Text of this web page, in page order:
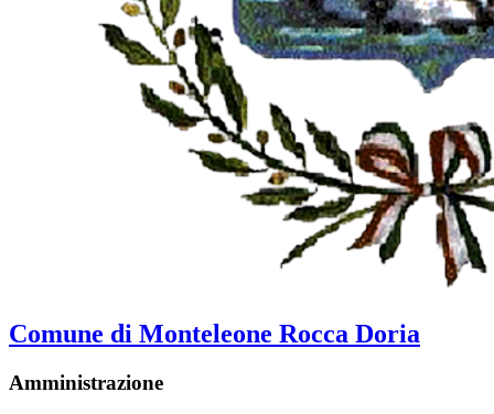
Comune di Monteleone Rocca Doria
Amministrazione